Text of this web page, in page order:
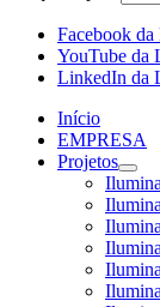
Facebook
YouTube da
LinkedIn da
Início
EMPRESA
Projetos